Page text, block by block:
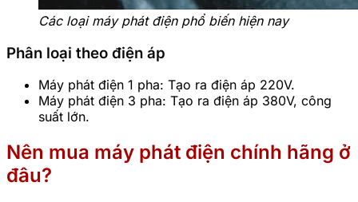
Các loại máy phát điện phổ biến hiện nay
Phân loại theo điện áp
Máy phát điện 1 pha: Tạo ra điện áp 220V.
Máy phát điện 3 pha: Tạo ra điện áp 380V, công
suất lớn.
Nên mua máy phát điện chính hãng ở
đâu?